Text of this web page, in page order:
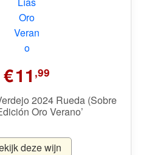
€11 ,99
2024 Rueda (Sobre
Oro Verano’
deze wijn